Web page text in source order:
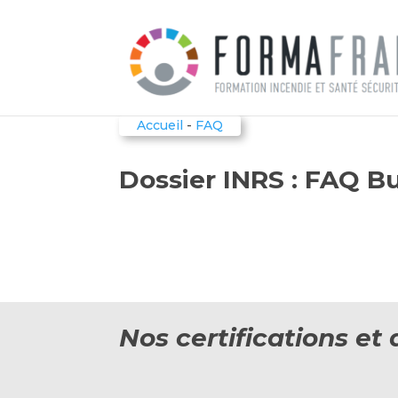
Accueil - FAQ
Dossier INRS : FAQ
Nos certifications et